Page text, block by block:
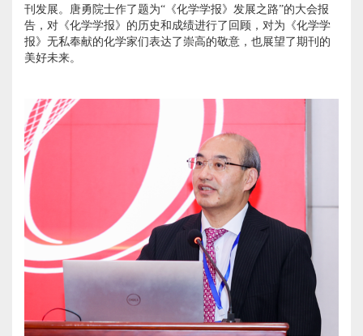
刊发展。唐勇院士作了题为“《化学学报》发展之路”的大会报
告，对《化学学报》的历史和成绩进行了回顾，对为《化学学
报》无私奉献的化学家们表达了崇高的敬意，也展望了期刊的
美好未来。